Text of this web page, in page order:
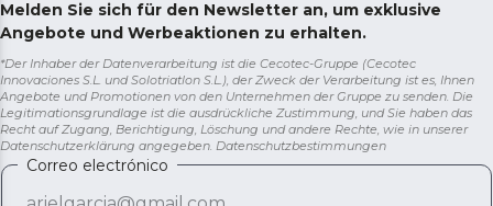
Melden Sie sich für den Newsletter an, um exklusive
Angebote und Werbeaktionen zu erhalten.
*Der Inhaber der Datenverarbeitung ist die Cecotec-Gruppe (Cecotec
Innovaciones S.L. und Solotriatlon S.L.), der Zweck der Verarbeitung ist es, Ihnen
Angebote und Promotionen von den Unternehmen der Gruppe zu senden. Die
Legitimationsgrundlage ist die ausdrückliche Zustimmung, und Sie haben das
Recht auf Zugang, Berichtigung, Löschung und andere Rechte, wie in unserer
Datenschutzerklärung angegeben. Datenschutzbestimmungen
Correo electrónico